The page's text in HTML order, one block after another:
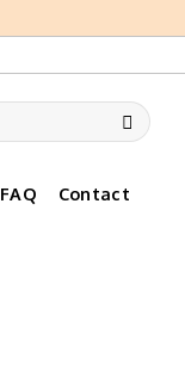
FAQ Contact